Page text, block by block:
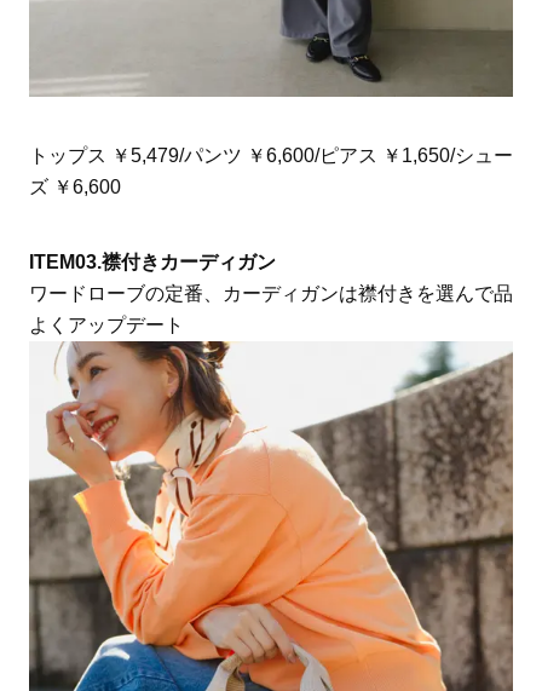
トップス ￥5,479/パンツ ￥6,600/ピアス ￥1,650/シュー
ズ ￥6,600
ITEM03.襟付きカーディガン
ワードローブの定番、カーディガンは襟付きを選んで品
よくアップデート